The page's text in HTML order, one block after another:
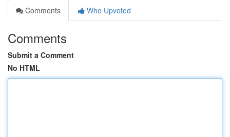
Comments
Who Upvoted
Comments
Submit a Comment
No HTML